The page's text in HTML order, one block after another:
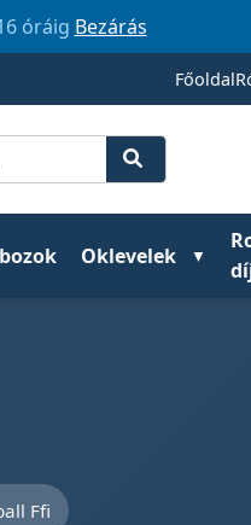
óráig Bezárás
Főoldal
Oklevelek
Ffi